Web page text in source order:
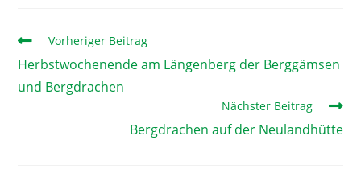
Vorheriger Beitrag
Herbstwochenende am Längenberg der Berggämsen
und Bergdrachen
Nächster Beitrag
Bergdrachen auf der Neulandhütte